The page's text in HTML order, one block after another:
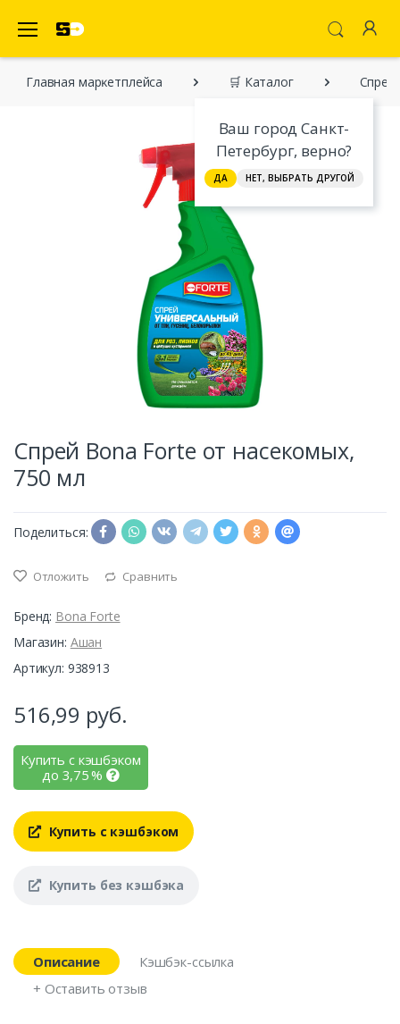
Ваш город Санкт-
Петербург, верно?
ДА НЕТ, ВЫБРАТЬ ДРУГОЙ
Главная марĸетплейса 🛒 Каталог Спрей
Спрей Bona Forte от насекомых,
750 мл
Поделиться:
Отложить Сравнить
Бренд: Bona Forte
Магазин: Ашан
Артикул: 938913
516,99 руб.
Купить с кэшбэком
до 3,75%
Купить с кэшбэком
Купить без кэшбэка
Описание
Кэшбэк-ссылка
+ Оставить отзыв